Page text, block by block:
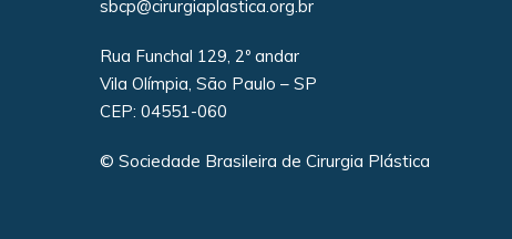
sbcp@cirurgiaplastica.org.br
Rua Funchal 129, 2º andar
Vila Olímpia, São Paulo – SP
CEP: 04551-060
© Sociedade Brasileira de Cirurgia Plástica